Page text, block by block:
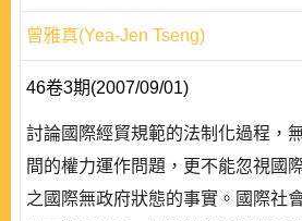
曾雅真(Yea-Jen Tseng)
46卷3期(2007/09/01)
討論國際經貿規範的法制化過程，
間的權力運作問題，更不能忽視國
之國際無政府狀態的事實。國際社